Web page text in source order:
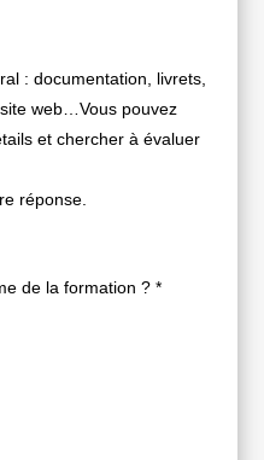
: documentation, livrets,
web…Vous pouvez
et chercher à évaluer
réponse.
de la formation ? *